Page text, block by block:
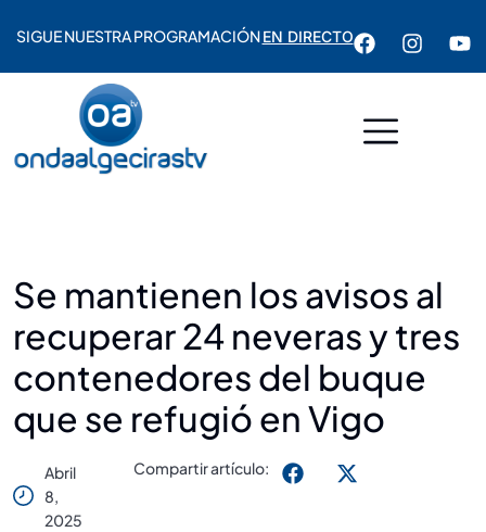
SIGUE NUESTRA PROGRAMACIÓNEN DIRECTO
Se mantienen los avisos al
recuperar 24 neveras y tres
contenedores del buque
que se refugió en Vigo
Abril
8,
2025
Compartir artículo: